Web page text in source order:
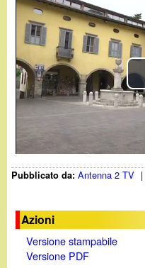
n
d
n
o
.Pubblicato da:Antenna 2 TV |
Azioni
Versione stampabile
Versione PDF